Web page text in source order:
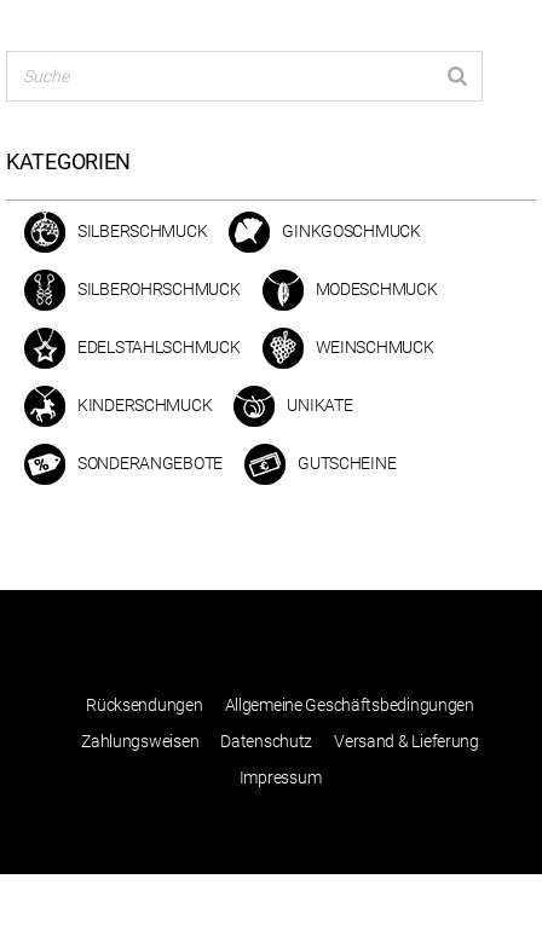
KATEGORIEN
SILBERSCHMUCK GINKGOSCHMUCK
SILBEROHRSCHMUCK MODESCHMUCK
EDELSTAHLSCHMUCK WEINSCHMUCK
KINDERSCHMUCK UNIKATE
SONDERANGEBOTE GUTSCHEINE
Rücksendungen
Allgemeine Geschäftsbedingungen
Zahlungsweisen
Datenschutz
Versand & Lieferung
Impressum